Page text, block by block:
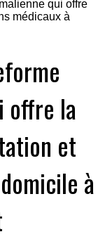
offre la
et
à